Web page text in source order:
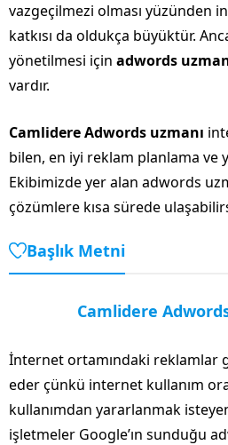
vazgeçilmezi olması yüzünden
katkısı da oldukça büyüktür.
yönetilmesi için adwords
vardır.
Camlidere Adwords uzmanı
bilen, en iyi reklam planlama ve
Ekibimizde yer alan adwords
çözümlere kısa sürede
Başlık Metni
Camlidere
İnternet ortamındaki reklamlar
eder çünkü internet kullanım
kullanımdan yararlanmak
işletmeler Google’ın sunduğu